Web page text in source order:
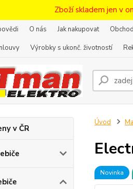
Zboží skladem jen v
O nás Jak nakupovat
Výrobky s ukonč. životností
v ČR
Úvod
Novinka